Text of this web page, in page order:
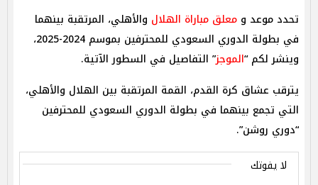
تحدد موعد و معلق مباراة الهلال والأهلي، المرتقبة بينهما
في بطولة الدوري السعودي للمحترفين بموسم 2024-2025،
وينشر لكم “الموجز” التفاصيل في السطور الآتية.
يترقب عشاق كرة القدم، القمة المرتقبة بين الهلال والأهلي،
التي تجمع بينهما في بطولة الدوري السعودي للمحترفين
“دوري روشن”.
لا يفوتك